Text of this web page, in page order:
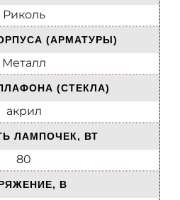
Риколь
(АРМАТУРЫ)
Металл
(СТЕКЛА)
акрил
ЛАМПОЧЕК, ВТ
80
В